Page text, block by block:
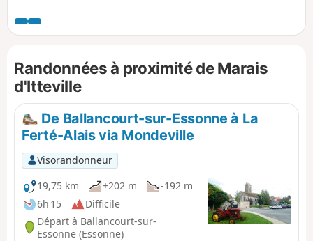
gare mais d'autres sont des boucles sur les coteaux qui
encadrent la rivière.
Randonnées à proximité de Marais
d'Itteville
De Ballancourt-sur-Essonne à La
Ferté-Alais via Mondeville
Visorandonneur
19,75 km
+202 m
-192 m
6h 15
Difficile
Départ à Ballancourt-sur-
Essonne (Essonne)